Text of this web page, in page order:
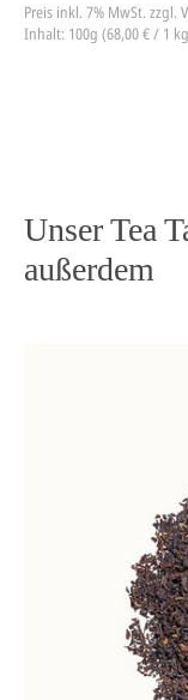
Preis inkl. 7% MwSt. zzgl.
Inhalt: 100g (68,00 € / 1
Unser Tea
außerdem